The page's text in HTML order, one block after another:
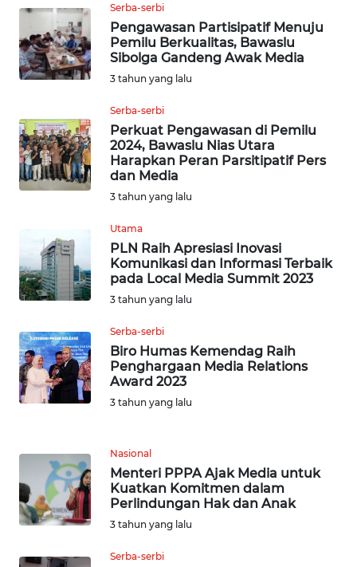
Serba-serbi
Pengawasan Partisipatif Menuju
Pemilu Berkualitas, Bawaslu
Sibolga Gandeng Awak Media
3 tahun yang lalu
Serba-serbi
Perkuat Pengawasan di Pemilu
2024, Bawaslu Nias Utara
Harapkan Peran Parsitipatif Pers
dan Media
3 tahun yang lalu
Utama
PLN Raih Apresiasi Inovasi
Komunikasi dan Informasi Terbaik
pada Local Media Summit 2023
3 tahun yang lalu
Serba-serbi
Biro Humas Kemendag Raih
Penghargaan Media Relations
Award 2023
3 tahun yang lalu
Nasional
Menteri PPPA Ajak Media untuk
Kuatkan Komitmen dalam
Perlindungan Hak dan Anak
3 tahun yang lalu
Serba-serbi
WN
KARO
WN
WN
LABUHANBATU
WN
WN DELI
SERDANG
TEBING
TINGGI
WN
WN
KARAWANG
WN